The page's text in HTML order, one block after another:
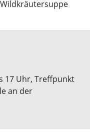
17 Uhr, Treffpunkt
an der